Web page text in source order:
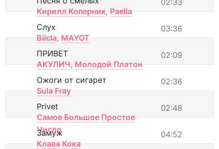
02:33
Кирилл Коперник, Paella
03:36
Слух
Biicla, MAYOT
02:09
ПРИВЕТ
АКУЛИЧ, Молодой Платон
02:36
Ожоги от сигарет
Sula Fray
02:48
Privet
Самое Большое Простое
Число
04:52
Замуж
Клава Кока